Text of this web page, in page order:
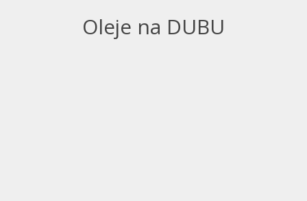
Oleje na DUBU